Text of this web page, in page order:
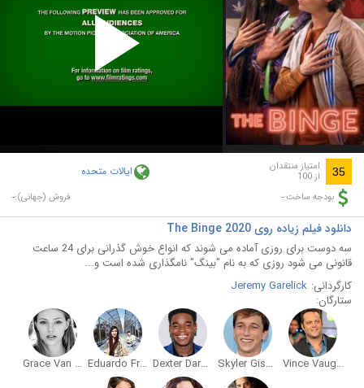
Play
Video
35 امتیاز منتقدان
از 100 ایالات متحده
بودجه ساخت:- فروش (جهانی):-
دانلود فیلم زیاده روی The Binge 2020
سه دوست برای روزی آماده می شوند که انواع خوش گذرانی برای 24 ساعت
قانونی می شود روزی که به نام "بینگ" نامگذاری شده است و...
کارگردانی: Jeremy Garelick
ستارگان:
Vince Vaughn
Skyler Gisondo
Dexter Darden
Eduardo Franco
Grace Van Dien